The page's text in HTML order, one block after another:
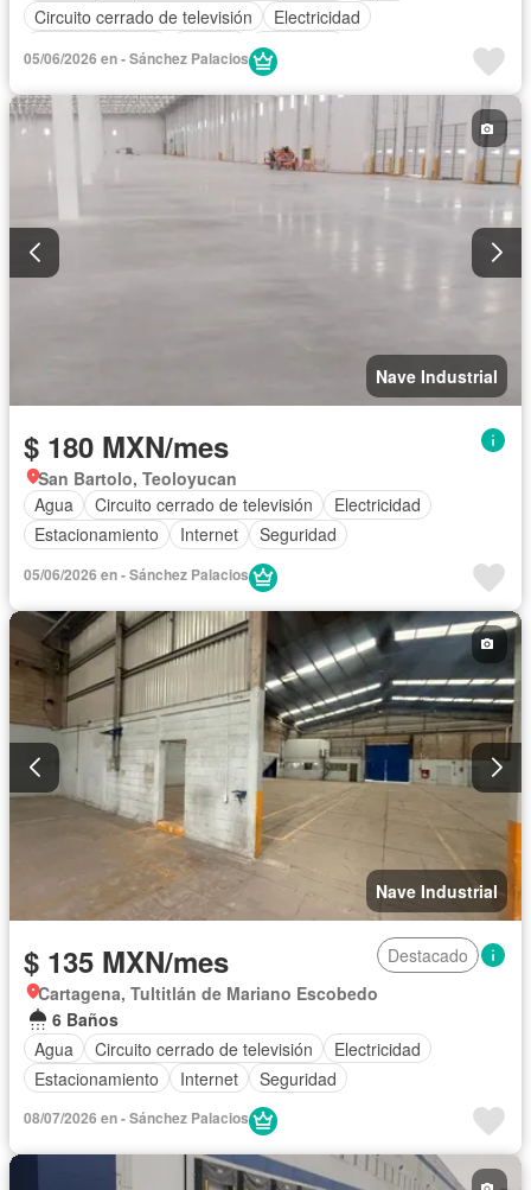
Circuito cerrado de televisión
Electricidad
Seguridad
05/06/2026 en - Sánchez Palacios
Nave Industrial
$ 180 MXN/mes
San Bartolo, Teoloyucan
Agua
Circuito cerrado de televisión
Electricidad
Estacionamiento
Internet Seguridad
05/06/2026 en - Sánchez Palacios
Nave Industrial
$ 135 MXN/mes
Destacado
Cartagena, Tultitlán de Mariano Escobedo
6 Baños
Agua
Circuito cerrado de televisión
Electricidad
Estacionamiento
Internet Seguridad
08/07/2026 en - Sánchez Palacios